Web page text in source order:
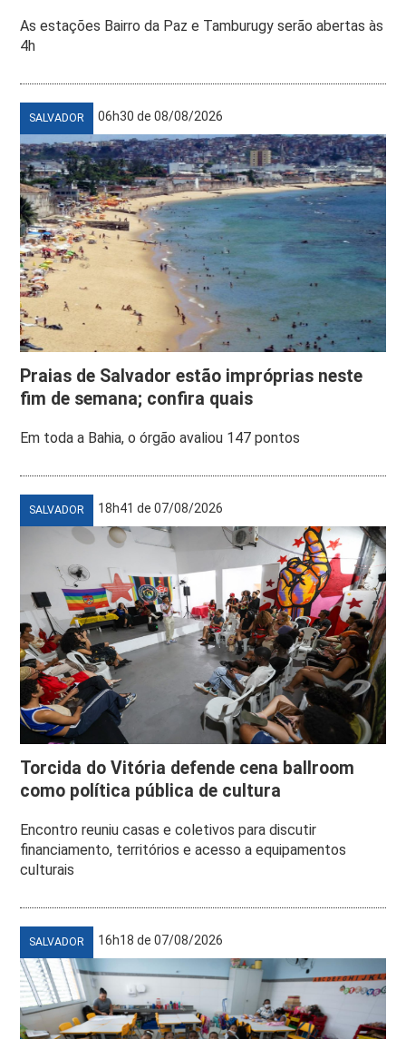
As estações Bairro da Paz e Tamburugy serão abertas às
4h
SALVADOR 06h30 de 08/08/2026
Praias de Salvador estão impróprias neste
fim de semana; confira quais
Em toda a Bahia, o órgão avaliou 147 pontos
SALVADOR 18h41 de 07/08/2026
Torcida do Vitória defende cena ballroom
como política pública de cultura
Encontro reuniu casas e coletivos para discutir
financiamento, territórios e acesso a equipamentos
culturais
SALVADOR 16h18 de 07/08/2026